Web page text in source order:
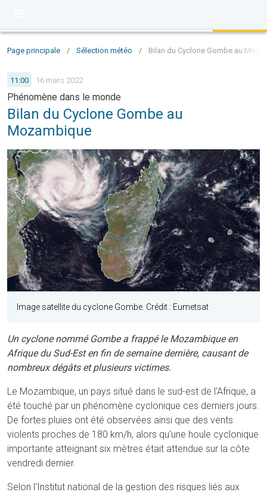
Page principale / Sélection météo / Bilan du Cyclone Gombe au
11:00 16 mars 2022
Phénomène dans le monde
Bilan du Cyclone Gombe au
Mozambique
Image satellite du cyclone Gombe. Crédit : Eumetsat
Un cyclone nommé Gombe a frappé le Mozambique en
Afrique du Sud-Est en fin de semaine dernière, causant de
nombreux dégâts et plusieurs victimes.
Le Mozambique, un pays situé dans le sud-est de l'Afrique, a
été touché par un phénomène cyclonique ces derniers jours.
De fortes pluies ont été observées ainsi que des vents
violents proches de 180 km/h, alors qu'une houle cyclonique
importante atteignant six mètres était attendue sur la côte
vendredi dernier.
Selon l'Institut national de la gestion des risques liés aux